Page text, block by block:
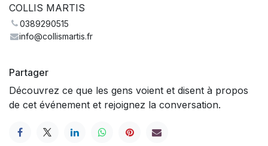
COLLIS MARTIS
0389290515
info@collismartis.fr
Partager
Découvrez ce que les gens voient et disent à propos
de cet événement et rejoignez la conversation.